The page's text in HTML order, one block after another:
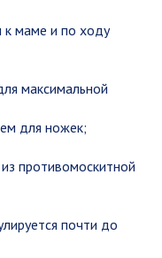
к маме и по ходу
максимальной
для ножек;
противомоскитной
почти до